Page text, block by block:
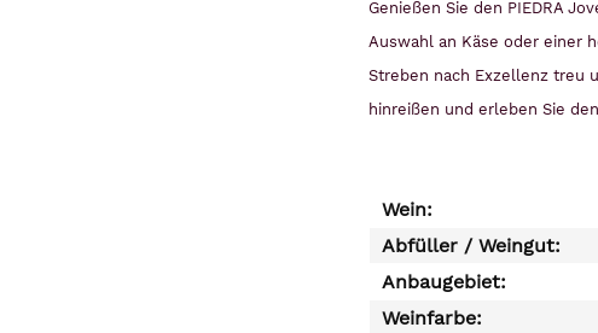
Genießen Sie den PIEDRA
Auswahl an Käse oder einer
Streben nach Exzellenz treu
hinreißen und erleben Sie
Wein:
Abfüller / Weingut:
Anbaugebiet:
Weinfarbe: